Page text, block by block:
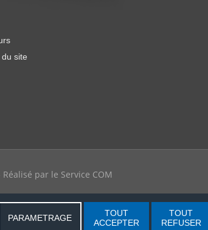
site
par le Service COM
PARAMETRAGE
TOUT
ACCEPTER
TOUT
REFUSER